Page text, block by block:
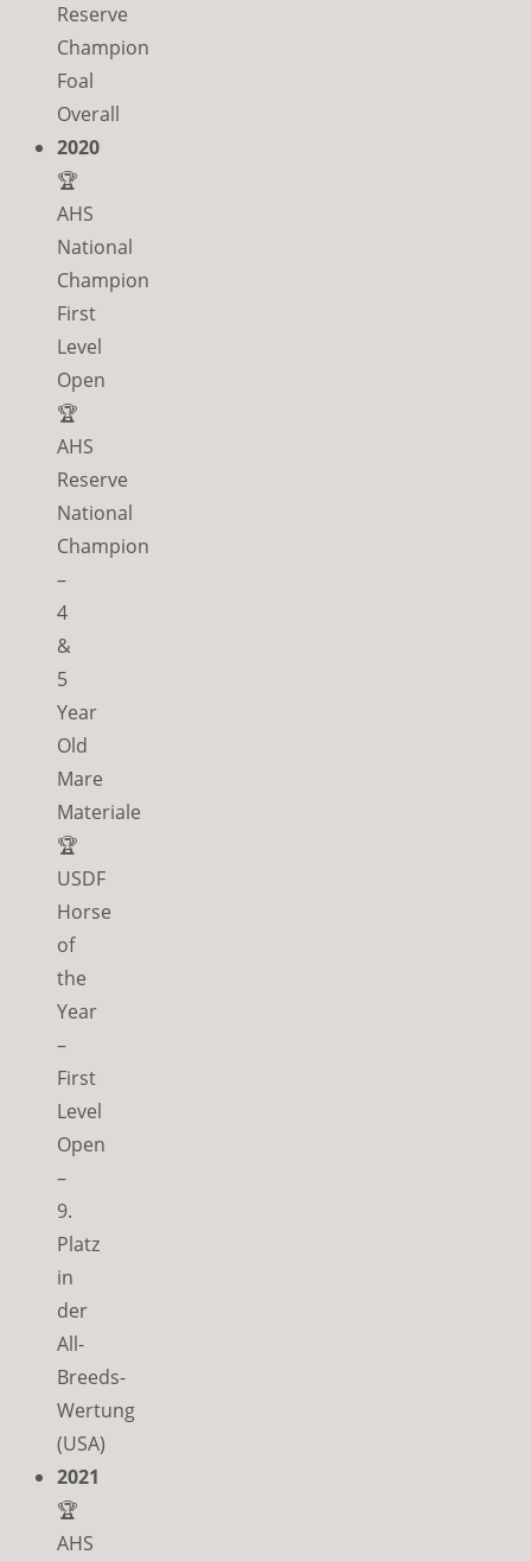
Reserve
Champion
Foal
Overall
2020
🏆
AHS
National
Champion
First
Level
Open
🏆
AHS
Reserve
National
Champion
–
4
&
5
Year
Old
Mare
Materiale
🏆
USDF
Horse
of
the
Year
–
First
Level
Open
–
9.
Platz
in
der
All-
Breeds-
Wertung
(USA)
2021
🏆
AHS